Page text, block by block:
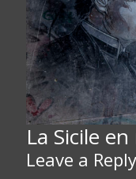
La Sicile
Leave a Reply